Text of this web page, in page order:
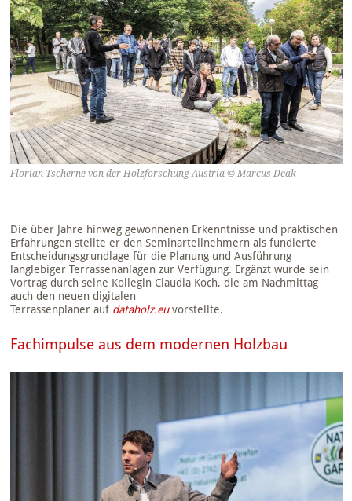
Florian Tscherne von der Holzforschung Austria © Marcus Deak
Die über Jahre hinweg gewonnenen Erkenntnisse und praktischen
Erfahrungen stellte er den Seminarteilnehmern als fundierte
Entscheidungsgrundlage für die Planung und Ausführung
langlebiger Terrassenanlagen zur Verfügung. Ergänzt wurde sein
Vortrag durch seine Kollegin Claudia Koch, die am Nachmittag
auch den neuen digitalen
Terrassenplaner auf dataholz.euvorstellte.
Fachimpulse aus dem modernen Holzbau